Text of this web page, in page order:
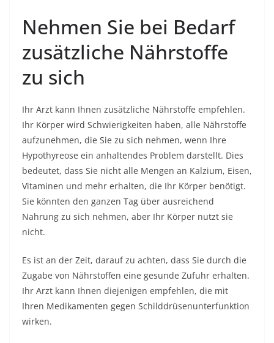
Nehmen Sie bei Bedarf
zusätzliche Nährstoffe
zu sich
Ihr Arzt kann Ihnen zusätzliche Nährstoffe empfehlen.
Ihr Körper wird Schwierigkeiten haben, alle Nährstoffe
aufzunehmen, die Sie zu sich nehmen, wenn Ihre
Hypothyreose ein anhaltendes Problem darstellt. Dies
bedeutet, dass Sie nicht alle Mengen an Kalzium, Eisen,
Vitaminen und mehr erhalten, die Ihr Körper benötigt.
Sie könnten den ganzen Tag über ausreichend
Nahrung zu sich nehmen, aber Ihr Körper nutzt sie
nicht.
Es ist an der Zeit, darauf zu achten, dass Sie durch die
Zugabe von Nährstoffen eine gesunde Zufuhr erhalten.
Ihr Arzt kann Ihnen diejenigen empfehlen, die mit
Ihren Medikamenten gegen Schilddrüsenunterfunktion
wirken.